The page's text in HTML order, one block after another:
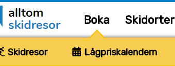
Boka Skidorter
Skidresor Lågpriskalendern